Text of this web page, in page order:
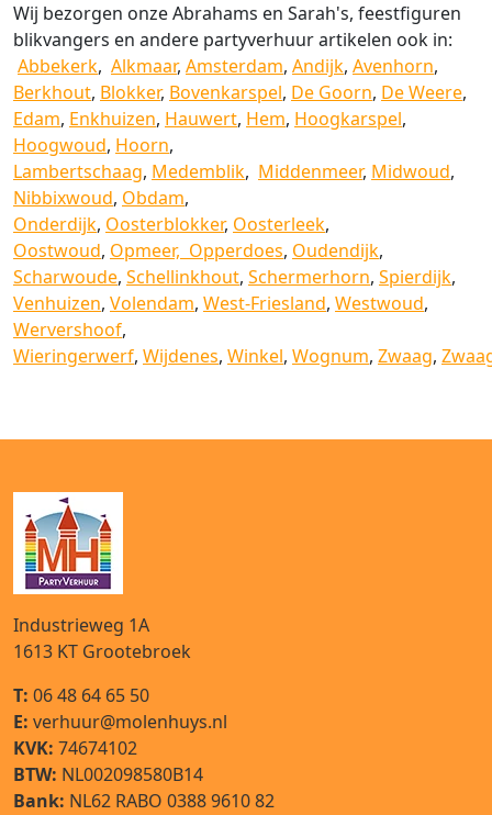
Wij bezorgen onze Abrahams en Sarah's, feestfiguren
blikvangers en andere partyverhuur artikelen ook in:
Abbekerk, Alkmaar, Amsterdam, Andijk, Avenhorn,
Berkhout, Blokker, Bovenkarspel, De Goorn, De Weere,
Edam, Enkhuizen, Hauwert, Hem, Hoogkarspel,
Hoogwoud, Hoorn,
Lambertschaag, Medemblik, Middenmeer, Midwoud,
Nibbixwoud, Obdam,
Onderdijk, Oosterblokker, Oosterleek,
Oostwoud, Opmeer, Opperdoes, Oudendijk,
Scharwoude, Schellinkhout, Schermerhorn, Spierdijk,
Venhuizen, Volendam, West-Friesland, Westwoud,
Wervershoof,
Wieringerwerf, Wijdenes, Winkel, Wognum, Zwaag,
Industrieweg 1A
1613 KT Grootebroek
T: 06 48 64 65 50
E: verhuur@molenhuys.nl
KVK: 74674102
BTW: NL002098580B14
Bank: NL62 RABO 0388 9610 82